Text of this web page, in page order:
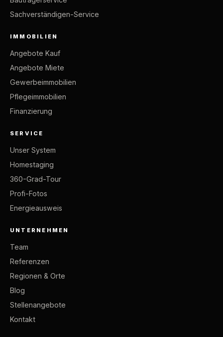
Sachverständigen-Service
IMMOBILIEN
Angebote Kauf
Angebote Miete
Gewerbeimmobilien
Pflegeimmobilien
Finanzierung
SERVICE
Unser System
Homestaging
360-Grad-Tour
Profi-Fotos
Energieausweis
UNTERNEHMEN
Team
Referenzen
Regionen & Orte
Blog
Stellenangebote
Kontakt